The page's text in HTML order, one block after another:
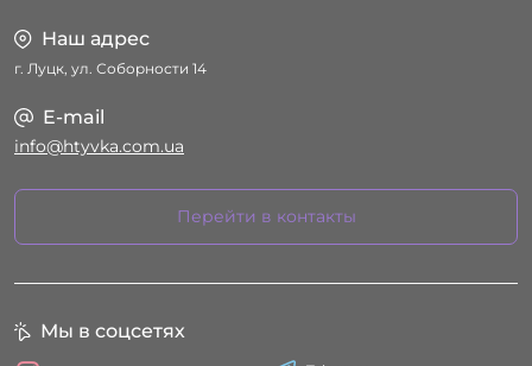
Наш адрес
г. Луцк, ул. Соборности 14
E-mail
info@htyvka.com.ua
Перейти в контакты
Мы в соцсетях